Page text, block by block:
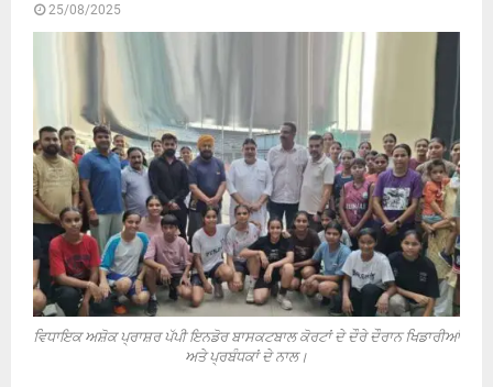
25/08/2025
ਵਿਧਾਇਕ ਅਸ਼ੋਕ ਪ੍ਰਾਸ਼ਰ ਪੱਪੀ ਇਨਡੋਰ ਬਾਸਕਟਬਾਲ ਕੋਰਟਾਂ ਦੇ ਦੌਰੇ ਦੌਰਾਨ ਖਿਡਾਰੀਆਂ
ਅਤੇ ਪ੍ਰਬੰਧਕਾਂ ਦੇ ਨਾਲ।